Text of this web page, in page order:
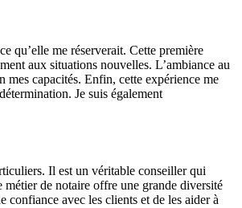
qu’elle me réserverait. Cette première
aux situations nouvelles. L’ambiance au
capacités. Enfin, cette expérience me
Je suis également
Il est un véritable conseiller qui
métier de notaire offre une grande diversité
confiance avec les clients et de les aider à